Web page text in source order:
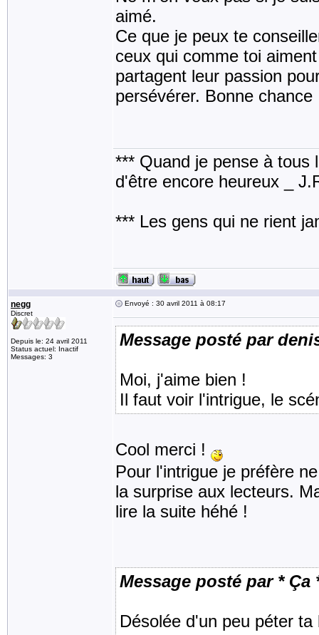
aimé.
Ce que je peux te
ceux qui comme toi
partagent leur passion
persévérer. Bonne chance
*** Quand je pense à tous
d'être encore heureux _
*** Les gens qui ne rient
negg
Discret
Depuis le: 24 avril 2011
Status actuel: Inactif
Messages: 3
Envoyé : 30 avril 2011 à 08:17
Message posté par
Moi, j'aime bien !
Il faut voir l'intrigue, le
Cool merci !
Pour l'intrigue je préfère
la surprise aux lecteurs.
lire la suite héhé !
Message posté par * Ça
Désolée d'un peu péter